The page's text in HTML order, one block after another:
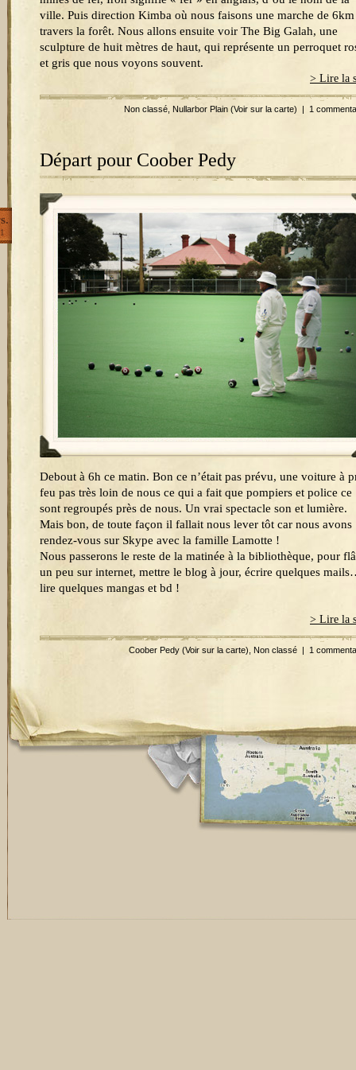
ville. Puis direction Kimba où nous faisons une marche de 6km
travers la forêt. Nous allons ensuite voir The Big Galah, une
sculpture de huit mètres de haut, qui représente un perroquet
et gris que nous voyons souvent.
> Lire la
Non classé Nullarbor Plain (Voir sur la carte) | 1
Départ pour Coober Pedy
Debout à 6h ce matin. Bon ce n’était pas prévu, une voiture à
feu pas très loin de nous ce qui a fait que pompiers et police ce
sont regroupés près de nous. Un vrai spectacle son et lumière.
Mais bon, de toute façon il fallait nous lever tôt car nous avons
rendez-vous sur Skype avec la famille Lamotte !
Nous passerons le reste de la matinée à la bibliothèque, pour
un peu sur internet, mettre le blog à jour, écrire quelques
lire quelques mangas et bd !
> Lire la
Coober Pedy (Voir sur la carte) Non classé | 1